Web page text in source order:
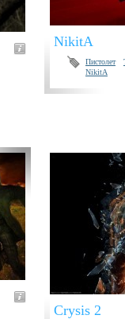
NikitA
Пистолет
NikitA
Crysis 2